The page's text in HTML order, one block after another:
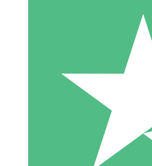
Pacotes de
Pague conforme o uso com
1000